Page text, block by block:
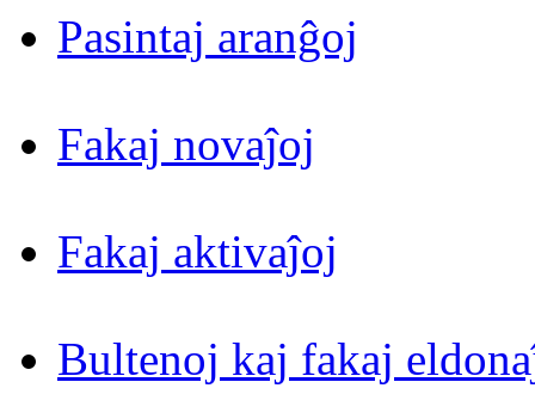
Pasintaj aranĝoj
Fakaj novaĵoj
Fakaj aktivaĵoj
Bultenoj kaj fakaj